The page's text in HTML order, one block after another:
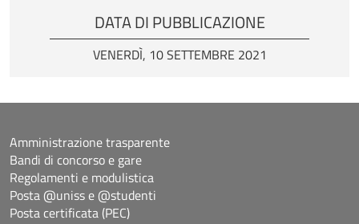
DATA DI PUBBLICAZIONE
VENERDÌ, 10 SETTEMBRE 2021
Amministrazione trasparente
Bandi di concorso e gare
Regolamenti e modulistica
Posta @uniss e @studenti
Posta certificata (PEC)